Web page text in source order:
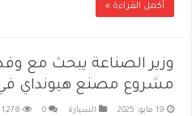
أكمل القراءة »
وزير الصناعة يبحث مع
مشروع مصنع هيونداي في
19 مايو، 2025 السيارة 0
1,278